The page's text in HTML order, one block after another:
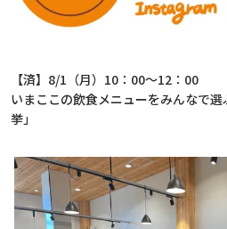
【済】8/1（月）10：00～12：00
いまここの飲食メニューをみんなで
挙」